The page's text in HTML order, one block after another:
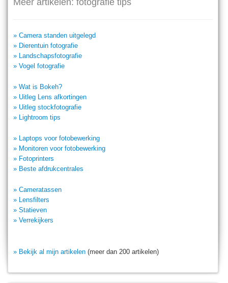
Meer artikelen: fotografie tips
» Camera standen uitgelegd
» Dierentuin fotografie
» Landschapsfotografie
» Vogel fotografie
» Wat is Bokeh?
» Uitleg Lens afkortingen
» Uitleg stockfotografie
» Lightroom tips
» Laptops voor fotobewerking
» Monitoren voor fotobewerking
» Fotoprinters
» Beste afdrukcentrales
» Cameratassen
» Lensfilters
» Statieven
» Verrekijkers
» Bekijk al mijn artikelen (meer dan 200 artikelen)